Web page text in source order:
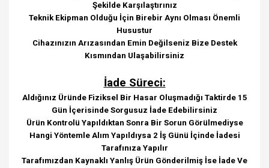
Şekilde Karşılaştırınız
Teknik Ekipman Olduğu İçin Birebir Aynı Olması Önemli
Husustur
Cihazınızın Arızasından Emin Değilseniz Bize Destek
Kısmından Ulaşabilirsiniz
İade Süreci:
Aldığınız Üründe Fiziksel Bir Hasar Oluşmadığı Taktirde 15
Gün İçerisinde Sorgusuz İade Edebilirsiniz
Ürün Kontrolü Yapıldıktan Sonra Bir Sorun Görülmediyse
Hangi Yöntemle Alım Yapıldıysa 2 İş Günü İçinde İadesi
Tarafınıza Yapılır
Tarafımızdan Kaynaklı Yanlış Ürün Gönderilmiş İse İade Ve